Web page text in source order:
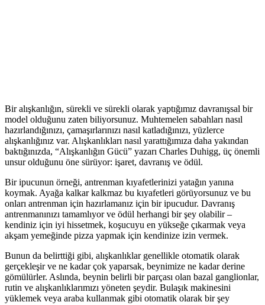
Bir alışkanlığın, sürekli ve sürekli olarak yaptığımız davranışsal bir
model olduğunu zaten biliyorsunuz. Muhtemelen sabahları nasıl
hazırlandığınızı, çamaşırlarınızı nasıl katladığınızı, yüzlerce
alışkanlığınız var. Alışkanlıkları nasıl yarattığımıza daha yakından
baktığınızda, “Alışkanlığın Gücü” yazarı Charles Duhigg, üç önemli
unsur olduğunu öne sürüyor: işaret, davranış ve ödül.
Bir ipucunun örneği, antrenman kıyafetlerinizi yatağın yanına
koymak. Ayağa kalkar kalkmaz bu kıyafetleri görüyorsunuz ve bu
onları antrenman için hazırlamanız için bir ipucudur. Davranış
antrenmanınızı tamamlıyor ve ödül herhangi bir şey olabilir –
kendiniz için iyi hissetmek, koşucuyu en yükseğe çıkarmak veya
akşam yemeğinde pizza yapmak için kendinize izin vermek.
Bunun da belirttiği gibi, alışkanlıklar genellikle otomatik olarak
gerçekleşir ve ne kadar çok yaparsak, beynimize ne kadar derine
gömülürler. Aslında, beynin belirli bir parçası olan bazal ganglionlar,
rutin ve alışkanlıklarımızı yöneten şeydir. Bulaşık makinesini
yüklemek veya araba kullanmak gibi otomatik olarak bir şey